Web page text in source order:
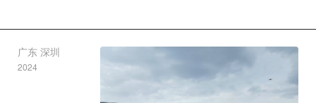
广东 深圳
2024